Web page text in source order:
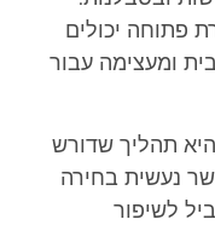
פתוחה יכולים
ומעצימה עבור
תהליך שדורש
נעשית בחירה
לשיפור